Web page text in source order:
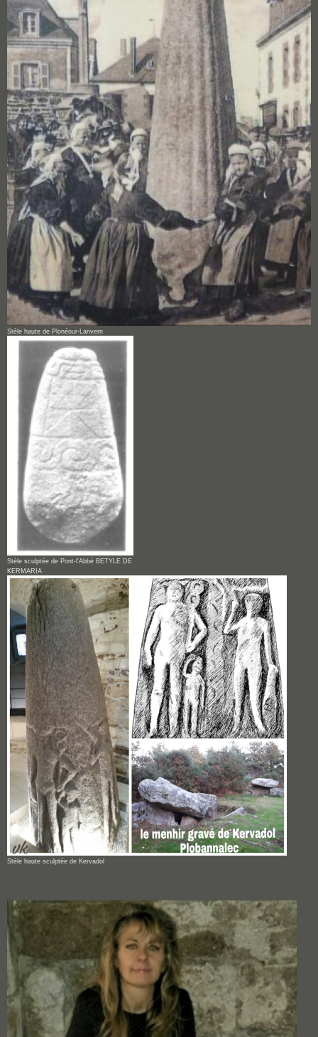
Stèle haute de Plonéour-Lanvern
Stèle sculptée de Pont-l'Abbé BETYLE DE
KERMARIA
Stèle haute sculptée de Kervadol